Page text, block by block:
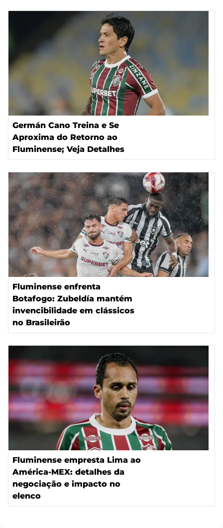
Germán Cano Treina e Se
Aproxima do Retorno ao
Fluminense; Veja Detalhes
Fluminense enfrenta
Botafogo: Zubeldía mantém
invencibilidade em clássicos
no Brasileirão
Fluminense empresta Lima ao
América-MEX: detalhes da
negociação e impacto no
elenco